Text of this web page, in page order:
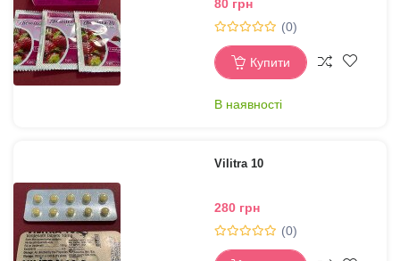
80 грн
(0)
Купити
В наявності
Vilitra 10
280 грн
(0)